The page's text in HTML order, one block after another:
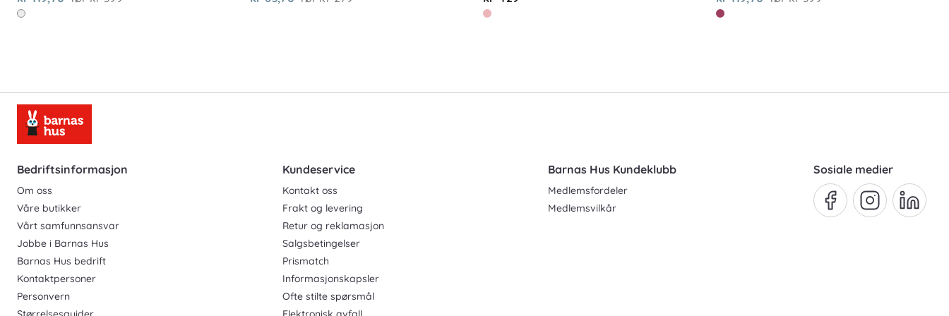
Bedriftsinformasjon
Om oss
Våre butikker
Vårt samfunnsansvar
Jobbe i Barnas Hus
Barnas Hus bedrift
Kontaktpersoner
Personvern
Kundeservice
Kontakt oss
Frakt og levering
Retur og reklamasjon
Salgsbetingelser
Prismatch
Informasjonskapsler
Ofte stilte spørsmål
Barnas Hus Kundeklubb
Medlemsfordeler
Medlemsvilkår
Sosiale medier